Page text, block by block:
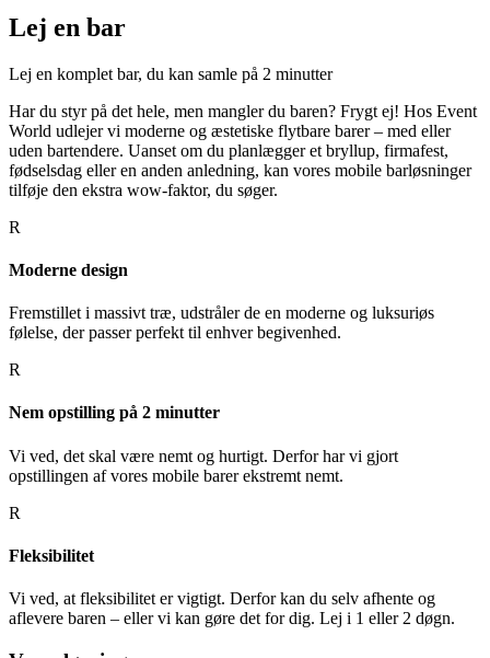
Lej en bar
Lej en komplet bar, du kan samle på 2 minutter
Har du styr på det hele, men mangler du baren? Frygt ej! Hos Event
World udlejer vi moderne og æstetiske flytbare barer – med eller
uden bartendere. Uanset om du planlægger et bryllup, firmafest,
fødselsdag eller en anden anledning, kan vores mobile barløsninger
tilføje den ekstra wow-faktor, du søger.
R
Moderne design
Fremstillet i massivt træ, udstråler de en moderne og luksuriøs
følelse, der passer perfekt til enhver begivenhed.
R
Nem opstilling på 2 minutter
Vi ved, det skal være nemt og hurtigt. Derfor har vi gjort
opstillingen af vores mobile barer ekstremt nemt.
R
Fleksibilitet
Vi ved, at fleksibilitet er vigtigt. Derfor kan du selv afhente og
aflevere baren – eller vi kan gøre det for dig. Lej i 1 eller 2 døgn.